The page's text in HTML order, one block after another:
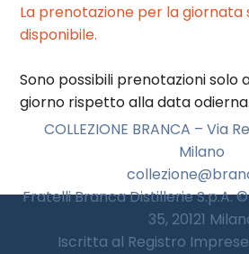
La prenotazione per la giornata
disponibile.
Sono possibili prenotazioni solo
giorno rispetto alla data odierna.
COLLEZIONE BRANCA – Via
Milano
Fratelli Branca Distillerie S.p.A.
35, 20121
Iscritta al Registro